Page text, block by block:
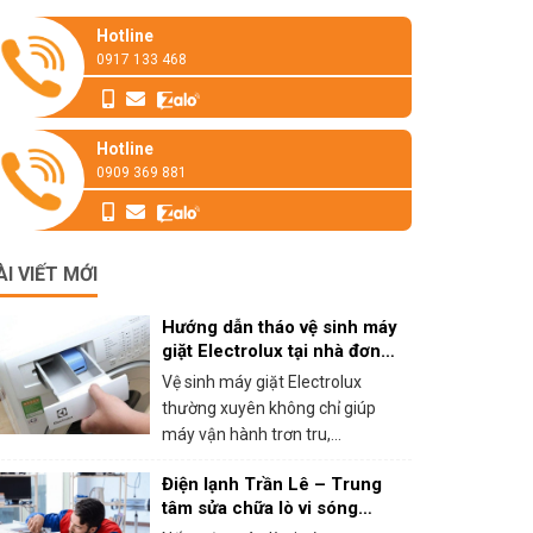
Hotline
0917 133 468
Hotline
0909 369 881
VIẾT MỚI
Hướng dẫn tháo vệ sinh máy
giặt Electrolux tại nhà đơn
giản
Vệ sinh máy giặt Electrolux
thường xuyên không chỉ giúp
máy vận hành trơn tru,...
Điện lạnh Trần Lê – Trung
tâm sửa chữa lò vi sóng